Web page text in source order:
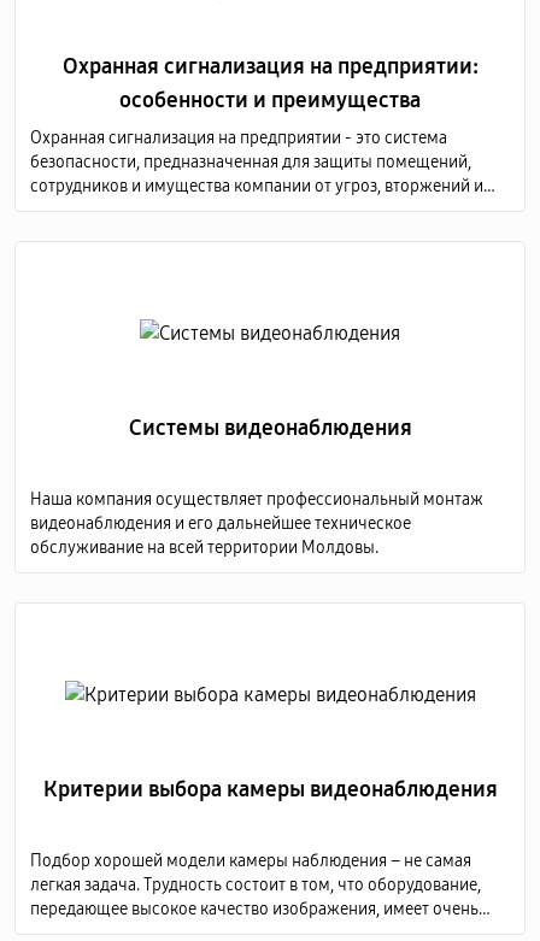
Охранная сигнализация на предприятии:
особенности и преимущества
Охранная сигнализация на предприятии - это система
безопасности, предназначенная для защиты помещений,
сотрудников и имущества компании от угроз, вторжений и
других нежелательных событий.
Системы видеонаблюдения
Наша компания осуществляет профессиональный монтаж
видеонаблюдения и его дальнейшее техническое
обслуживание на всей территории Молдовы.
Критерии выбора камеры видеонаблюдения
Подбор хорошей модели камеры наблюдения – не самая
легкая задача. Трудность состоит в том, что оборудование,
передающее высокое качество изображения, имеет очень
высокую стоимость, а дешевые модели не способны